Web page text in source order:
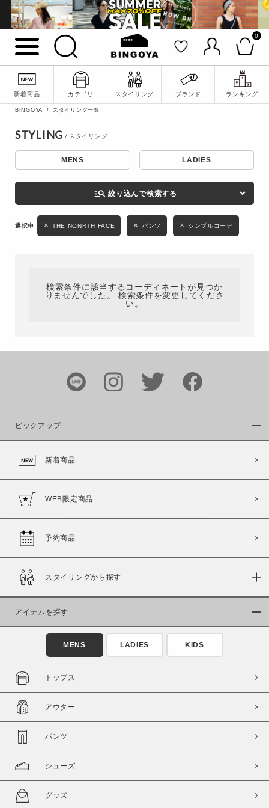
0
新着商品 カテゴリ スタイリング ブランド ランキング
詳細検索
カラー
価格
～
商品タイプ
通常商品 予約商品
在庫
在庫あり 在庫なし含む
BINGOYA スタイリング一覧
STYLING
MENS LADIES
manage_search 絞り込んで検索する
THE NONRTH FACE パンツ シンプルコーデ
検索条件に該当するコーディネートが見つか
りませんでした。 検索条件を変更してくださ
い。
ピックアップ
新着商品
WEB限定商品
予約商品
スタイリングから探す
アイテムを探す
MENS LADIES KIDS
トップス
アウター
パンツ
シューズ
グッズ